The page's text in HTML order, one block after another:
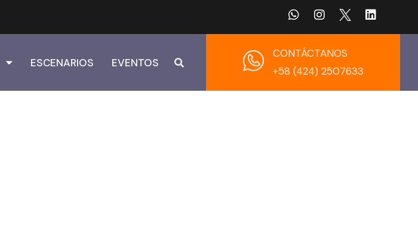
ESCENARIOS EVENTOS
CONTÁCTANOS
+58 (424) 2507633